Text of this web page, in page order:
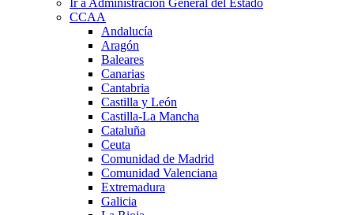
CCAA
Andalucía
Aragón
Baleares
Canarias
Cantabria
Castilla y León
Castilla-La Mancha
Cataluña
Ceuta
Comunidad de Madrid
Comunidad Valenciana
Extremadura
Galicia